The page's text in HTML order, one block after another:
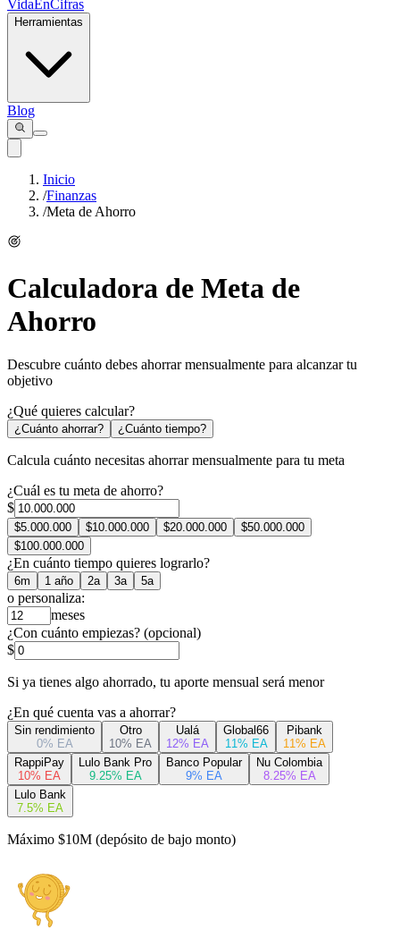
VidaEnCifras
Herramientas
Blog
Inicio
/Finanzas
/Meta de Ahorro
Calculadora de Meta de
Ahorro
Descubre cuánto debes ahorrar mensualmente para alcanzar tu
objetivo
¿Qué quieres calcular?
¿Cuánto ahorrar? ¿Cuánto tiempo?
Calcula cuánto necesitas ahorrar mensualmente para tu meta
¿Cuál es tu meta de ahorro?
$
$5.000.000 $10.000.000 $20.000.000 $50.000.000
$100.000.000
¿En cuánto tiempo quieres lograrlo?
6m 1 año 2a 3a 5a
o personaliza:
meses
¿Con cuánto empiezas? (opcional)
$
Si ya tienes algo ahorrado, tu aporte mensual será menor
¿En qué cuenta vas a ahorrar?
Sin rendimiento
0% EA
Otro
10% EA
Ualá
12% EA
Global66
11% EA
Pibank
11% EA
RappiPay
10% EA
Lulo Bank Pro
9.25% EA
Banco Popular
9% EA
Nu Colombia
8.25% EA
Lulo Bank
7.5% EA
Máximo $10M (depósito de bajo monto)